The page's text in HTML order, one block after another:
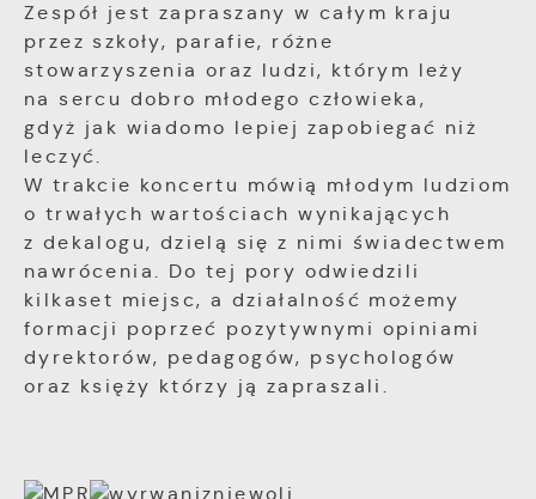
Zespół jest zapraszany w całym kraju
przez szkoły, parafie, różne
stowarzyszenia oraz ludzi, którym leży
na sercu dobro młodego człowieka,
gdyż jak wiadomo lepiej zapobiegać niż
leczyć.
W trakcie koncertu mówią młodym ludziom
o trwałych wartościach wynikających
z dekalogu, dzielą się z nimi świadectwem
nawrócenia. Do tej pory odwiedzili
kilkaset miejsc, a działalność możemy
formacji poprzeć pozytywnymi opiniami
dyrektorów, pedagogów, psychologów
oraz księży którzy ją zapraszali.